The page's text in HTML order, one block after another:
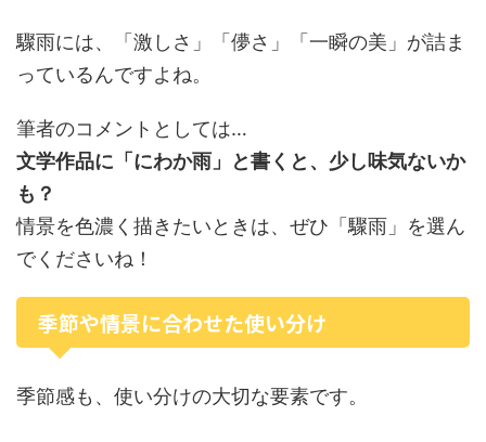
驟雨には、「激しさ」「儚さ」「一瞬の美」が詰ま
っているんですよね。
筆者のコメントとしては…
文学作品に「にわか雨」と書くと、少し味気ないか
も？
情景を色濃く描きたいときは、ぜひ「驟雨」を選ん
でくださいね！
季節や情景に合わせた使い分け
季節感も、使い分けの大切な要素です。